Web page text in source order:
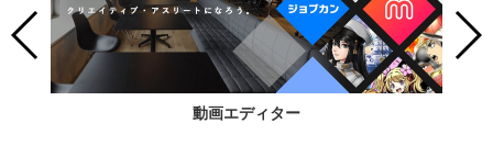
動画エディター